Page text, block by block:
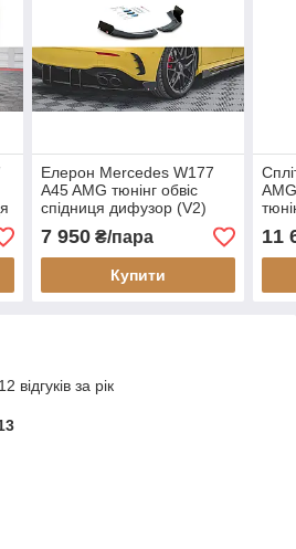
Елерон Mercedes W177
A45 AMG тюнінг обвіс
спідниця дифузор (V2)
7 950₴/пара
Купити
11
відгуків за рік